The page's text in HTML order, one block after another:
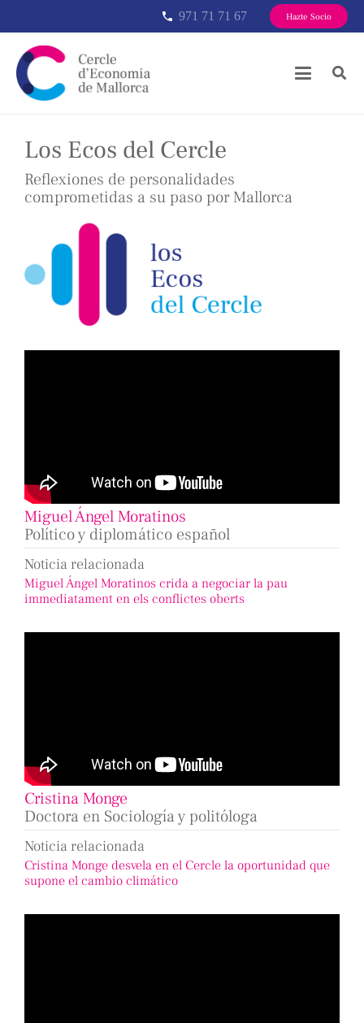
phone 971 71 71 67 Hazte Socio
Los Ecos del Cercle
Reflexiones de personalidades
comprometidas a su paso por Mallorca
Miguel Ángel Moratinos
Político y diplomático español
Noticia relacionada
Miguel Ángel Moratinos crida a negociar la pau
immediatament en els conflictes oberts
Cristina Monge
Doctora en Sociología y politóloga
Noticia relacionada
Cristina Monge desvela en el Cercle la oportunidad que
supone el cambio climático